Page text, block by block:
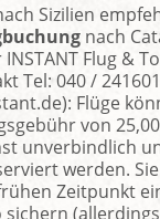
Sizilien
nach
Flug &
Tel: 040 /
Flüge
von
unverbindlich
werden.
Zeitpunkt
sichern